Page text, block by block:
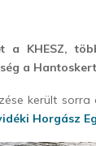
a KHESZ,
a
került
Horgász